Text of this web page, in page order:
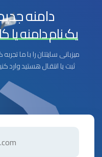
دامنه
یک نام دامنه یا
میزبانی سایتتان را با ما
ثبت یا انتقال هستید